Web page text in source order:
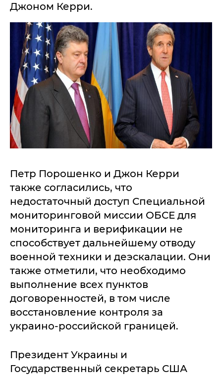
Джоном Керри.
Петр Порошенко и Джон Керри
также согласились, что
недостаточный доступ Специальной
мониторинговой миссии ОБСЕ для
мониторинга и верификации не
способствует дальнейшему отводу
военной техники и деэскалации. Они
также отметили, что необходимо
выполнение всех пунктов
договоренностей, в том числе
восстановление контроля за
украино-российской границей.
Президент Украины и
Государственный секретарь США